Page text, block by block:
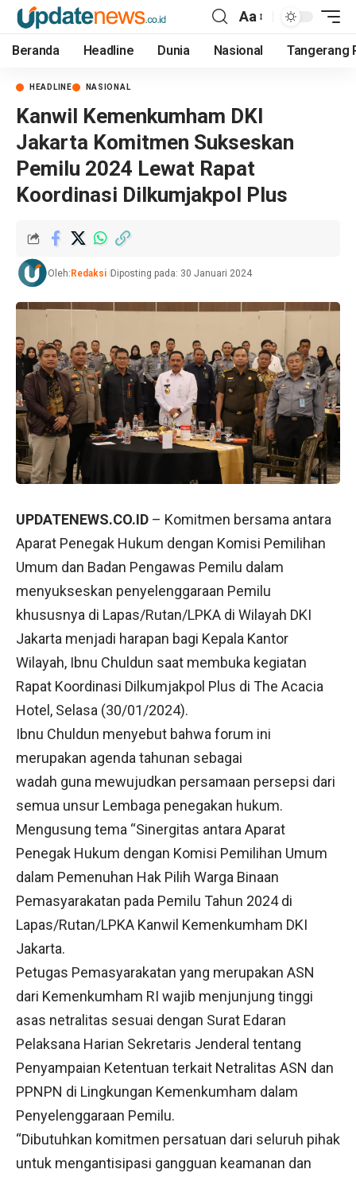
Aa
Beranda Headline Dunia Nasional Tangerang
HEADLINE NASIONAL
Kanwil Kemenkumham DKI
Jakarta Komitmen Sukseskan
Pemilu 2024 Lewat Rapat
Koordinasi Dilkumjakpol Plus
Oleh: Redaksi Diposting pada: 30 Januari 2024
UPDATENEWS.CO.ID – Komitmen bersama antara
Aparat Penegak Hukum dengan Komisi Pemilihan
Umum dan Badan Pengawas Pemilu dalam
menyukseskan penyelenggaraan Pemilu
khususnya di Lapas/Rutan/LPKA di Wilayah DKI
Jakarta menjadi harapan bagi Kepala Kantor
Wilayah, Ibnu Chuldun saat membuka kegiatan
Rapat Koordinasi Dilkumjakpol Plus di The Acacia
Hotel, Selasa (30/01/2024).
Ibnu Chuldun menyebut bahwa forum ini
merupakan agenda tahunan sebagai
wadah guna mewujudkan persamaan persepsi dari
semua unsur Lembaga penegakan hukum.
Mengusung tema “Sinergitas antara Aparat
Penegak Hukum dengan Komisi Pemilihan Umum
dalam Pemenuhan Hak Pilih Warga Binaan
Pemasyarakatan pada Pemilu Tahun 2024 di
Lapas/Rutan/LPKA Kanwil Kemenkumham DKI
Jakarta.
Petugas Pemasyarakatan yang merupakan ASN
dari Kemenkumham RI wajib menjunjung tinggi
asas netralitas sesuai dengan Surat Edaran
Pelaksana Harian Sekretaris Jenderal tentang
Penyampaian Ketentuan terkait Netralitas ASN dan
PPNPN di Lingkungan Kemenkumham dalam
Penyelenggaraan Pemilu.
“Dibutuhkan komitmen persatuan dari seluruh pihak
untuk mengantisipasi gangguan keamanan dan